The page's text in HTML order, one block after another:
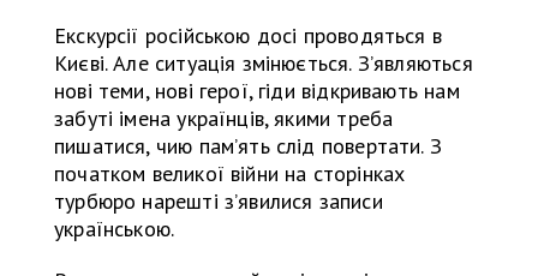
Екскурсії російською досі проводяться в
Києві. Але ситуація змінюється. З’являються
нові теми, нові герої, гіди відкривають нам
забуті імена українців, якими треба
пишатися, чию пам’ять слід повертати. З
початком великої війни на сторінках
турбюро нарешті з’явилися записи
українською.